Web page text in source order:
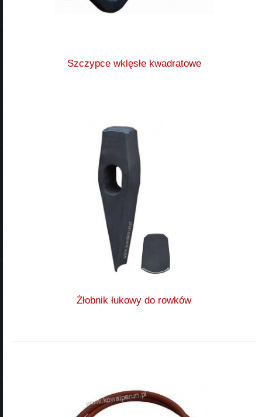
Szczypce wklęsłe kwadratowe
Żłobnik łukowy do rowków